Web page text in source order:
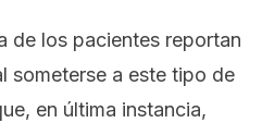
de los pacientes reportan
someterse a este tipo de
en última instancia,